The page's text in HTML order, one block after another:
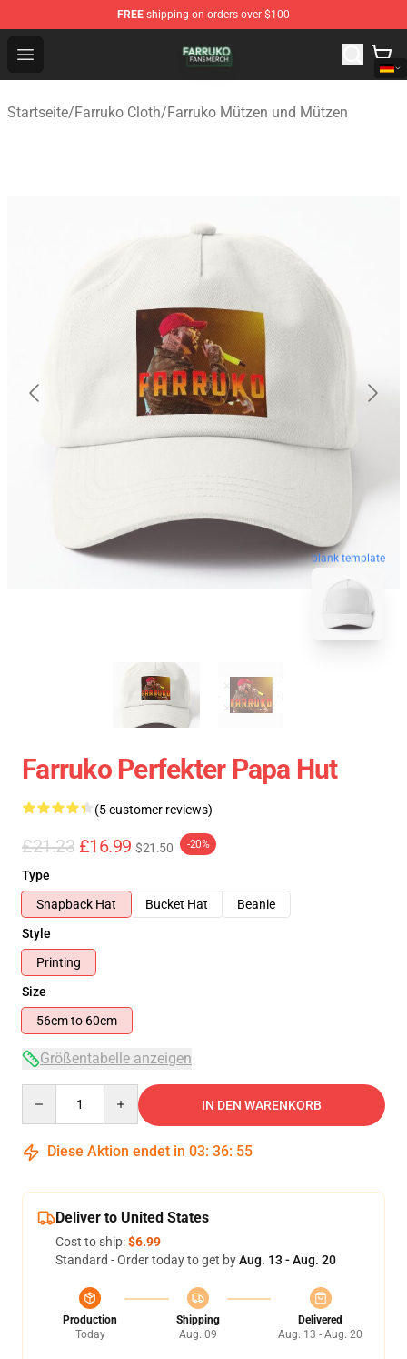
FREE shipping on orders over $100
Open menu
Farruko Shop - Official Farruko Merchandise Store
Startseite/Farruko Cloth/Farruko Mützen und Mützen
blank template
Farruko Perfekter Papa Hut
(5 customer reviews)
£21.23 £16.99 $21.50 -20%
Type
Snapback Hat
Bucket Hat
Beanie
Style
Printing
Size
56cm to 60cm
Größentabelle anzeigen
IN DEN WARENKORB
Diese Aktion endet in 03: 36: 54
Deliver to United States
Cost to ship:$6.99
Standard - Order today to get byAug. 13 - Aug. 20
Production
Today
Shipping
Aug. 09
Delivered
Aug. 13 - Aug. 20